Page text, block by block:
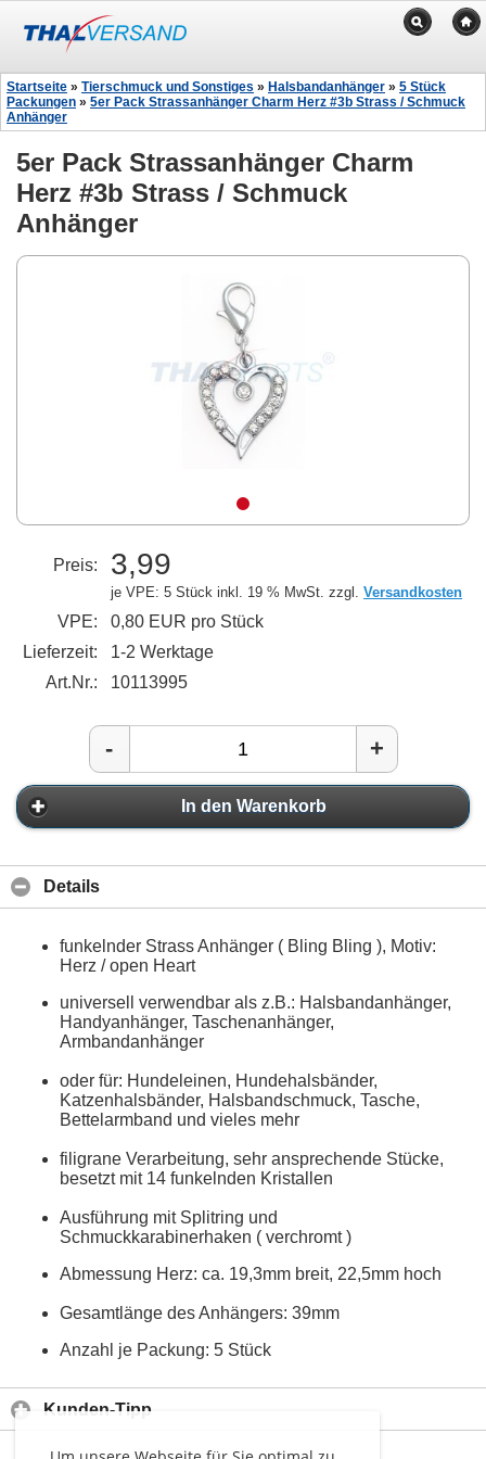
Startseite » Tierschmuck und Sonstiges » Halsbandanhänger » 5 Stück
Packungen » 5er Pack Strassanhänger Charm Herz #3b Strass / Schmuck
Anhänger
5er Pack Strassanhänger Charm
Herz #3b Strass / Schmuck
Anhänger
Preis: 3,99
je VPE: 5 Stück inkl. 19 % MwSt. zzgl. Versandkosten
VPE:
0,80 EUR pro Stück
Lieferzeit:
1-2 Werktage
Art.Nr.:
10113995
- +
In den Warenkorb
Details
funkelnder Strass Anhänger ( Bling Bling ), Motiv:
Herz / open Heart
universell verwendbar als z.B.: Halsbandanhänger,
Handyanhänger, Taschenanhänger,
Armbandanhänger
oder für: Hundeleinen, Hundehalsbänder,
Katzenhalsbänder, Halsbandschmuck, Tasche,
Bettelarmband und vieles mehr
filigrane Verarbeitung, sehr ansprechende Stücke,
besetzt mit 14 funkelnden Kristallen
Ausführung mit Splitring und
Schmuckkarabinerhaken ( verchromt )
Abmessung Herz: ca. 19,3mm breit, 22,5mm hoch
Gesamtlänge des Anhängers: 39mm
Anzahl je Packung: 5 Stück
Kunden-Tipp